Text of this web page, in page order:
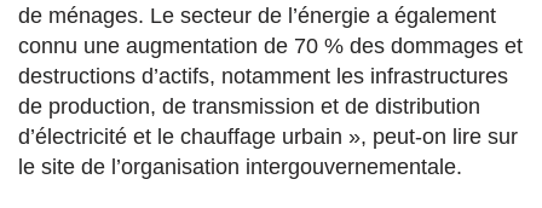
de ménages. Le secteur de l’énergie a également
connu une augmentation de 70 % des dommages et
destructions d’actifs, notamment les infrastructures
de production, de transmission et de distribution
d’électricité et le chauffage urbain », peut-on lire sur
le site de l’organisation intergouvernementale.